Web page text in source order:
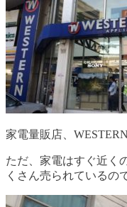
家電量販店、WESTERN
ただ、家電はすぐ近く
くさん売られているの